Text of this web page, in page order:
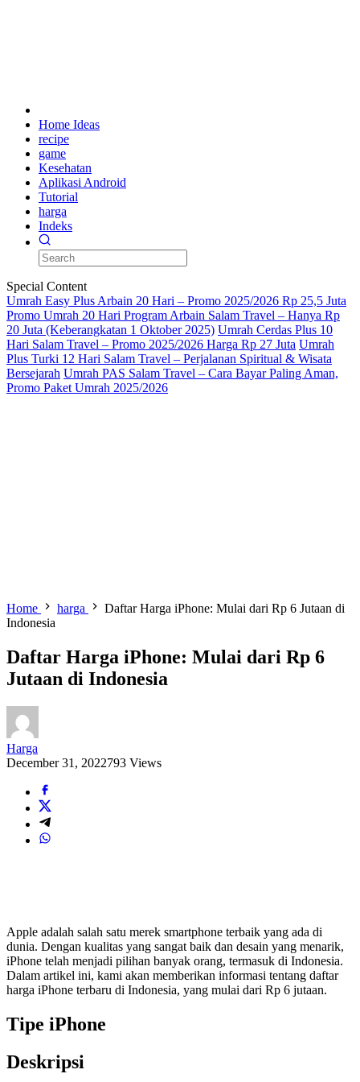
Home Ideas
recipe
game
Kesehatan
Aplikasi Android
Tutorial
harga
Indeks
Special Content
Umrah Easy Plus Arbain 20 Hari – Promo 2025/2026 Rp 25,5 Juta
Promo Umrah 20 Hari Program Arbain Salam Travel – Hanya Rp
20 Juta (Keberangkatan 1 Oktober 2025) Umrah Cerdas Plus 10
Hari Salam Travel – Promo 2025/2026 Harga Rp 27 Juta Umrah
Plus Turki 12 Hari Salam Travel – Perjalanan Spiritual & Wisata
Bersejarah Umrah PAS Salam Travel – Cara Bayar Paling Aman,
Promo Paket Umrah 2025/2026
Home harga
Daftar Harga iPhone: Mulai dari Rp 6 Jutaan di
Indonesia
Daftar Harga iPhone: Mulai dari Rp 6
Jutaan di Indonesia
Harga
December 31, 2022793 Views
Apple adalah salah satu merek smartphone terbaik yang ada di
dunia. Dengan kualitas yang sangat baik dan desain yang menarik,
iPhone telah menjadi pilihan banyak orang, termasuk di Indonesia.
Dalam artikel ini, kami akan memberikan informasi tentang daftar
harga iPhone terbaru di Indonesia, yang mulai dari Rp 6 jutaan.
Tipe iPhone
Deskripsi